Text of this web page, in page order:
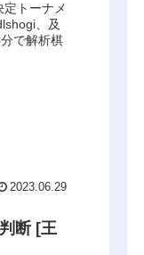
トーナメ
、及
で解析棋
2023.06.29
断 [王